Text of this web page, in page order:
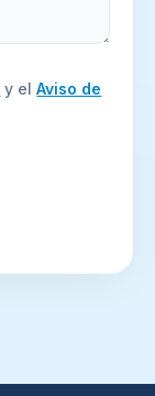
y elAviso de